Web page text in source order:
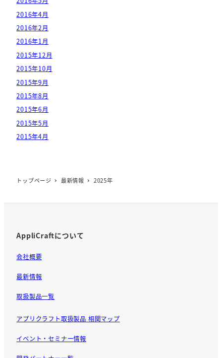
2016年4月
2016年2月
2016年1月
2015年12月
2015年10月
2015年9月
2015年8月
2015年6月
2015年5月
2015年4月
トップページ 最新情報 2025年
AppliCraftについて
会社概要
最新情報
取扱製品一覧
アプリクラフト取扱製品 相関マップ
イベント・セミナー情報